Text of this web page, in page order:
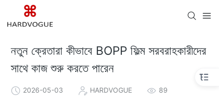
নতুন ক্রেতারা কীভাবে BOPP ফিল্ম সরবরাহকারীদের
সাথে কাজ শুরু করতে পারেন
2026-05-03 HARDVOGUE 89